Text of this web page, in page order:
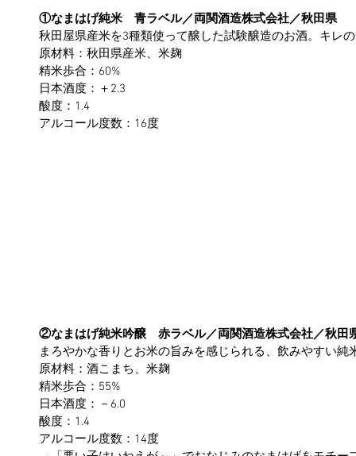
①なまはげ純米　青ラベル／両関酒造株式会社／秋田県
秋田屋県産米を3種類使って醸した試験醸造のお酒。キレ
原材料：秋田県産米、米麹
精米歩合：60%
日本酒度：＋2.3
酸度：1.4
アルコール度数：16度
②なまはげ純米吟醸　赤ラベル／両関酒造株式会社／秋田
まろやかな香りとお米の旨みを感じられる、飲みやすい純
原材料：酒こまち、米麹
精米歩合：55%
日本酒度：－6.0
酸度：1.4
アルコール度数：14度